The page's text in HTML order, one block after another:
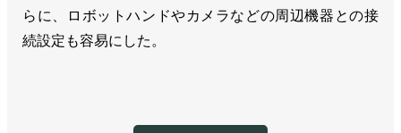
らに、ロボットハンドやカメラなどの周辺機器との接
続設定も容易にした。